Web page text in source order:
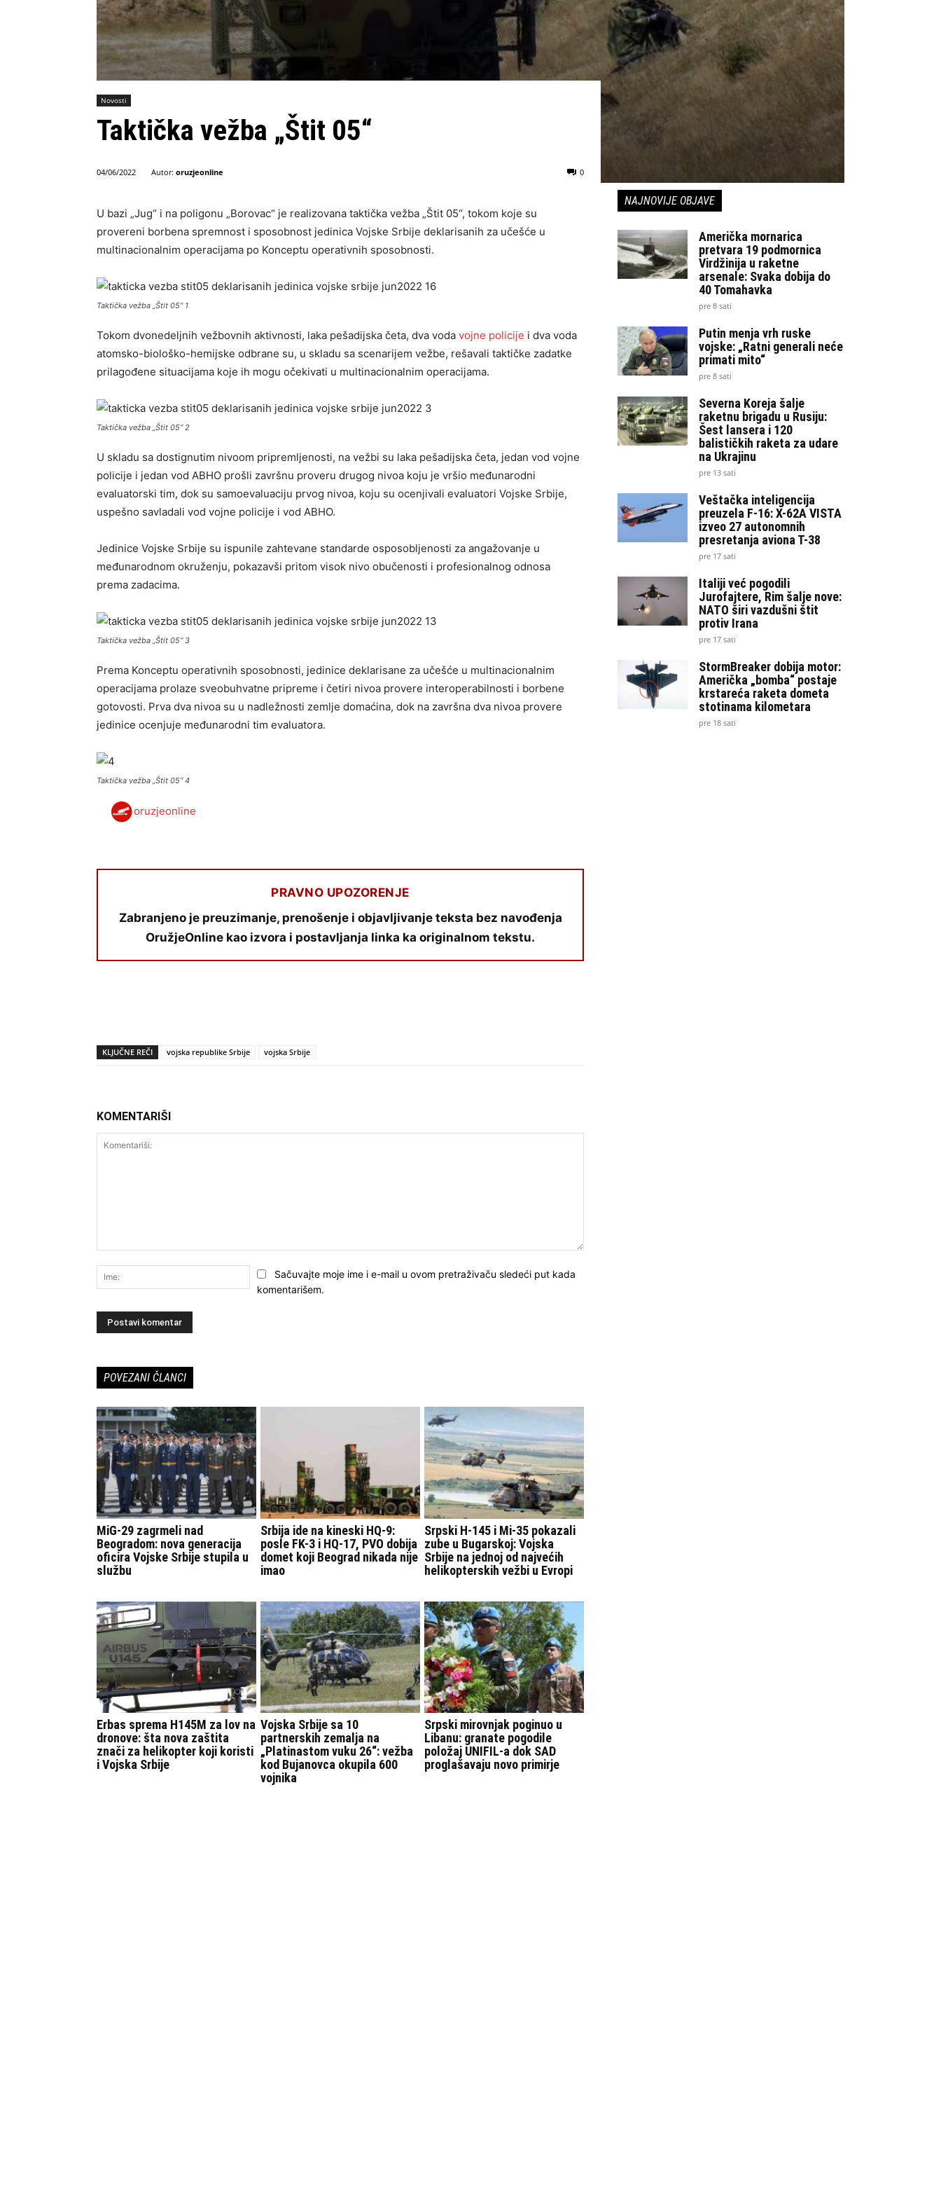
Novosti
Taktička vežba „Štit 05“
04/06/2022 Autor: oruzjeonline 0
U bazi „Jug“ i na poligonu „Borovac“ je realizovana taktička vežba „Štit 05“, tokom koje su
provereni borbena spremnost i sposobnost jedinica Vojske Srbije deklarisanih za učešće u
multinacionalnim operacijama po Konceptu operativnih sposobnosti.
Taktička vežba „Štit 05“ 1
Tokom dvonedeljnih vežbovnih aktivnosti, laka pešadijska četa, dva voda vojne policije i dva voda
atomsko-biološko-hemijske odbrane su, u skladu sa scenarijem vežbe, rešavali taktičke zadatke
prilagođene situacijama koje ih mogu očekivati u multinacionalnim operacijama.
Taktička vežba „Štit 05“ 2
U skladu sa dostignutim nivoom pripremljenosti, na vežbi su laka pešadijska četa, jedan vod vojne
policije i jedan vod ABHO prošli završnu proveru drugog nivoa koju je vršio međunarodni
evaluatorski tim, dok su samoevaluaciju prvog nivoa, koju su ocenjivali evaluatori Vojske Srbije,
uspešno savladali vod vojne policije i vod ABHO.
Jedinice Vojske Srbije su ispunile zahtevane standarde osposobljenosti za angažovanje u
međunarodnom okruženju, pokazavši pritom visok nivo obučenosti i profesionalnog odnosa
prema zadacima.
Taktička vežba „Štit 05“ 3
Prema Konceptu operativnih sposobnosti, jedinice deklarisane za učešće u multinacionalnim
operacijama prolaze sveobuhvatne pripreme i četiri nivoa provere interoperabilnosti i borbene
gotovosti. Prva dva nivoa su u nadležnosti zemlje domaćina, dok na završna dva nivoa provere
jedinice ocenjuje međunarodni tim evaluatora.
Taktička vežba „Štit 05“ 4
oruzjeonline
PRAVNO UPOZORENJE
Zabranjeno je preuzimanje, prenošenje i objavljivanje teksta bez navođenja
OružjeOnline kao izvora i postavljanja linka ka originalnom tekstu.
KLJUČNE REČI vojska republike Srbije vojska Srbije
KOMENTARIŠI
Ime:
Sačuvajte moje ime i e-mail u ovom pretraživaču sledeći put kada
komentarišem.
POVEZANI ČLANCI
MiG-29 zagrmeli nad
Beogradom: nova generacija
oficira Vojske Srbije stupila u
službu
Srbija ide na kineski HQ-9:
posle FK-3 i HQ-17, PVO dobija
domet koji Beograd nikada nije
imao
Srpski H-145 i Mi-35 pokazali
zube u Bugarskoj: Vojska
Srbije na jednoj od najvećih
helikopterskih vežbi u Evropi
Erbas sprema H145M za lov na
dronove: šta nova zaštita
znači za helikopter koji koristi
i Vojska Srbije
Vojska Srbije sa 10
partnerskih zemalja na
„Platinastom vuku 26“: vežba
kod Bujanovca okupila 600
vojnika
Srpski mirovnjak poginuo u
Libanu: granate pogodile
položaj UNIFIL-a dok SAD
proglašavaju novo primirje
NAJNOVIJE OBJAVE
Američka mornarica
pretvara 19 podmornica
Virdžinija u raketne
arsenale: Svaka dobija do
40 Tomahavka
pre 8 sati
Putin menja vrh ruske
vojske: „Ratni generali neće
primati mito“
pre 8 sati
Severna Koreja šalje
raketnu brigadu u Rusiju:
Šest lansera i 120
balističkih raketa za udare
na Ukrajinu
pre 13 sati
Veštačka inteligencija
preuzela F-16: X-62A VISTA
izveo 27 autonomnih
presretanja aviona T-38
pre 17 sati
Italiji već pogodili
Jurofajtere, Rim šalje nove:
NATO širi vazdušni štit
protiv Irana
pre 17 sati
StormBreaker dobija motor:
Američka „bomba“ postaje
krstareća raketa dometa
stotinama kilometara
pre 18 sati